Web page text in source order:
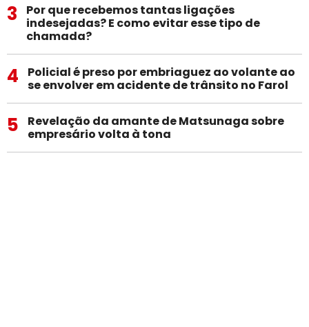
3
Por que recebemos tantas ligações
indesejadas? E como evitar esse tipo de
chamada?
4
Policial é preso por embriaguez ao volante ao
se envolver em acidente de trânsito no Farol
5
Revelação da amante de Matsunaga sobre
empresário volta à tona